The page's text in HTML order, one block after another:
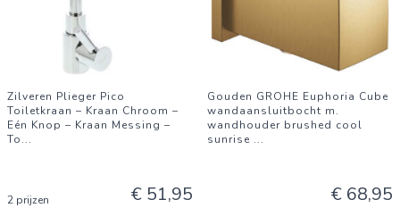
Zilveren Plieger Pico
Toiletkraan – Kraan Chroom –
Eén Knop – Kraan Messing –
To...
2 prijzen € 51,95
Gouden GROHE Euphoria Cube
wandaansluitbocht m.
wandhouder brushed cool
sunrise ...
€ 68,95